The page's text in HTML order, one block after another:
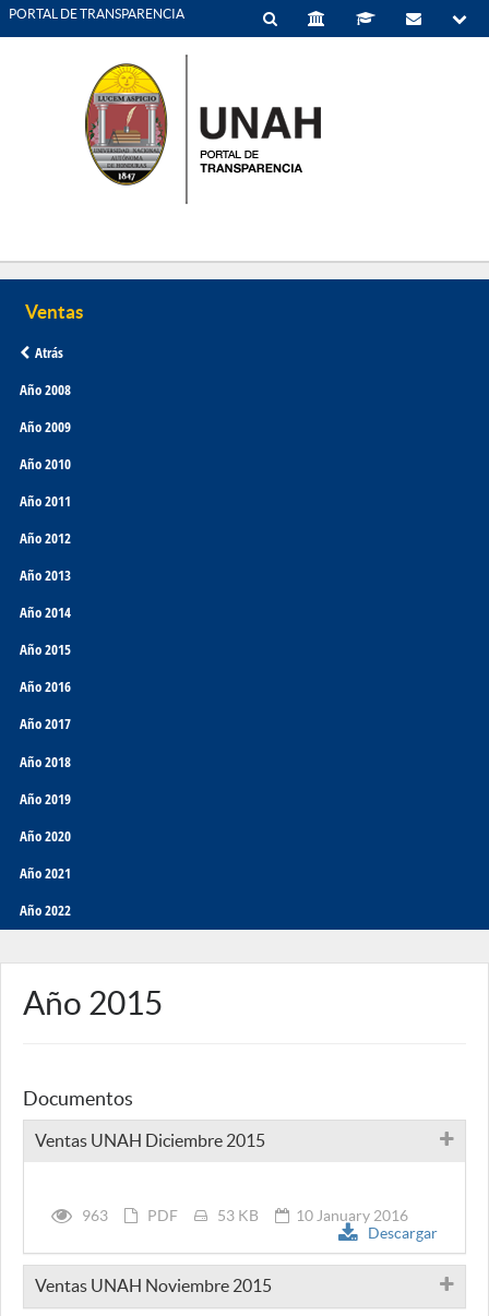
PORTAL DE TRANSPARENCIA
Atrás
Año 2008
Año 2009
Año 2010
Año 2011
Año 2012
Año 2013
Año 2014
Año 2015
Año 2016
Año 2017
Año 2018
Año 2019
Año 2020
Año 2021
Año 2022
Año 2015
Documentos
Ventas UNAH Diciembre 2015
963 PDF 53 KB
10 January 2016
Descargar
Ventas UNAH Noviembre 2015